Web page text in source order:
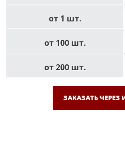
от 1 шт.
от 100 шт.
от 200 шт.
ЗАКАЗАТЬ ЧЕРЕЗ